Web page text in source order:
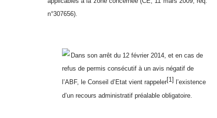
n°307656).
Dans son arrêt du 12 février 2014, et en cas de
refus de permis consécutif à un avis négatif de
l’ABF, le Conseil d’Etat vient rappeler[1] l’existence
d’un recours administratif préalable obligatoire.